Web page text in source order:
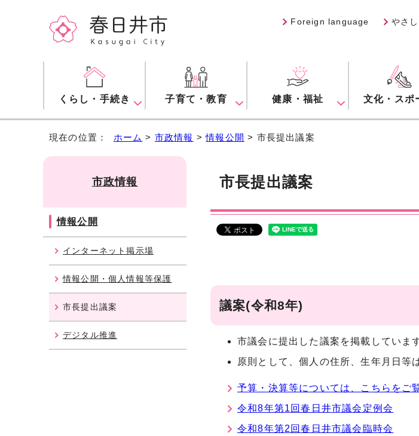
Foreign language やさ
くらし・手続き 子育て・教育 健康・福祉 文化・スポ
現在の位置： ホーム > 市政情報 >情報公開 > 市長提出議案
市長提出議案
議案(令和8年)
市議会に提出した議案を掲載していま
原則として、個人の住所、生年月日等
予算・決算等については、こちらをご
令和8年第1回春日井市議会定例会
令和8年第2回春日井市議会臨時会
市政情報
情報公開
インターネット掲示場
情報公開・個人情報等保護
市長提出議案
デジタル推進